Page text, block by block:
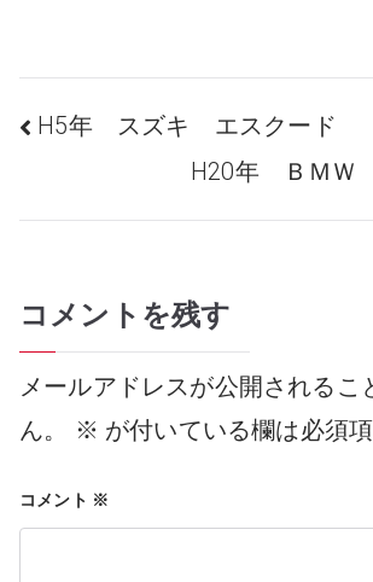
投
稿
ナ
ビ
ゲ
H5年 スズキ エスクード
H20年 ＢＭＷ
コメントを残す
メールアドレスが公開されるこ
ん。
※ が付いている欄は必須
コメント ※